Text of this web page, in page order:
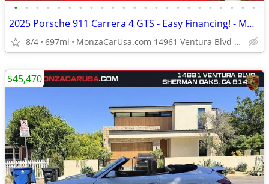
• • • • • • • • • • • • • • • • • • • • • • •
2025 Porsche 911 Carrera 4 GTS - Easy Financing! - MonzaCarUsa.com
8/4 697mi MonzaCarUsa.com 14961 Ventura Blvd Sherman Oaks
$45,470